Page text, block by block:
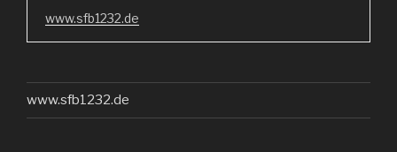
www.sfb1232.de
www.sfb1232.de